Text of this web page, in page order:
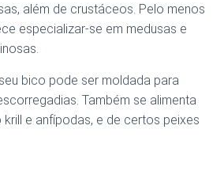
além de crustáceos. Pelo menos
especializar-se em medusas e
bico pode ser moldada para
Também se alimenta
e anfípodas, e de certos peixes